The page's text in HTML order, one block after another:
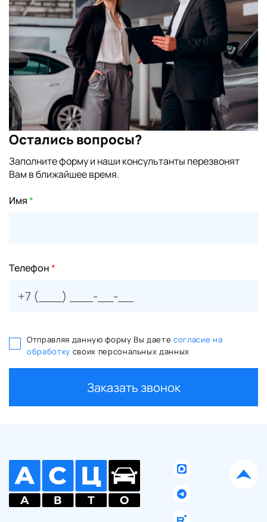
Остались вопросы?
Заполните форму и наши консультанты перезвонят
Вам в ближайшее время.
Имя*
Телефон*
Отправляя данную форму Вы даете согласие на
обработку своих персональных данных
Заказать звонок